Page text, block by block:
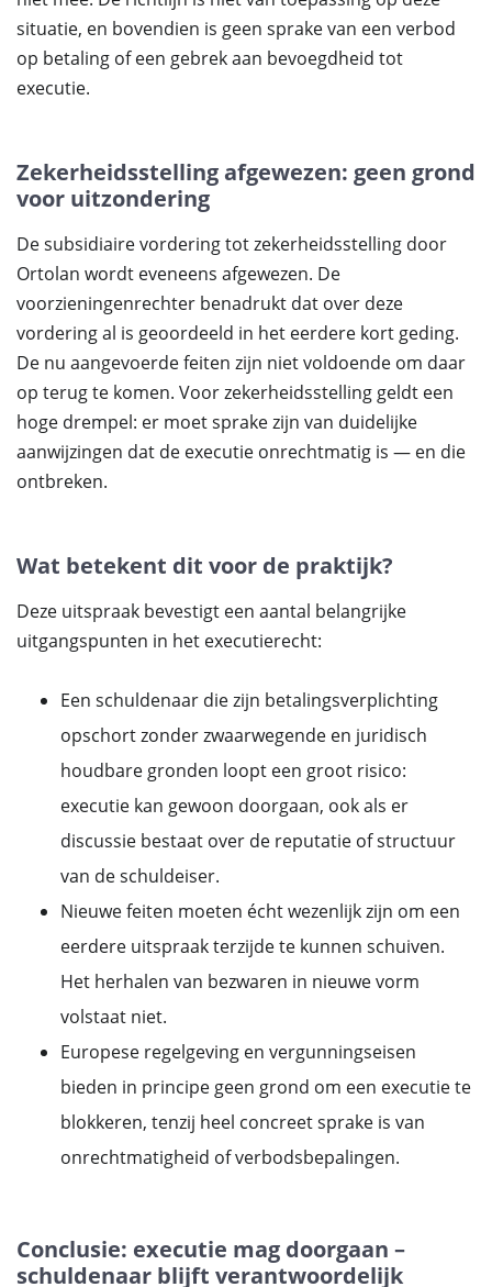
situatie, en bovendien is geen sprake van een verbod
op betaling of een gebrek aan bevoegdheid tot
executie.
Zekerheidsstelling afgewezen: geen grond
voor uitzondering
De subsidiaire vordering tot zekerheidsstelling door
Ortolan wordt eveneens afgewezen. De
voorzieningenrechter benadrukt dat over deze
vordering al is geoordeeld in het eerdere kort geding.
De nu aangevoerde feiten zijn niet voldoende om daar
op terug te komen. Voor zekerheidsstelling geldt een
hoge drempel: er moet sprake zijn van duidelijke
aanwijzingen dat de executie onrechtmatig is — en die
ontbreken.
Wat betekent dit voor de praktijk?
Deze uitspraak bevestigt een aantal belangrijke
uitgangspunten in het executierecht:
Een schuldenaar die zijn betalingsverplichting
opschort zonder zwaarwegende en juridisch
houdbare gronden loopt een groot risico:
executie kan gewoon doorgaan, ook als er
discussie bestaat over de reputatie of structuur
van de schuldeiser.
Nieuwe feiten moeten écht wezenlijk zijn om een
eerdere uitspraak terzijde te kunnen schuiven.
Het herhalen van bezwaren in nieuwe vorm
volstaat niet.
Europese regelgeving en vergunningseisen
bieden in principe geen grond om een executie te
blokkeren, tenzij heel concreet sprake is van
onrechtmatigheid of verbodsbepalingen.
Conclusie: executie mag doorgaan –
schuldenaar blijft verantwoordelijk